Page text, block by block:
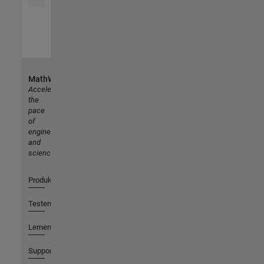
MathWorks
Accelerating
the
pace
of
engineering
and
science
Produkte
Testen oder Kaufen
Lernen
Support